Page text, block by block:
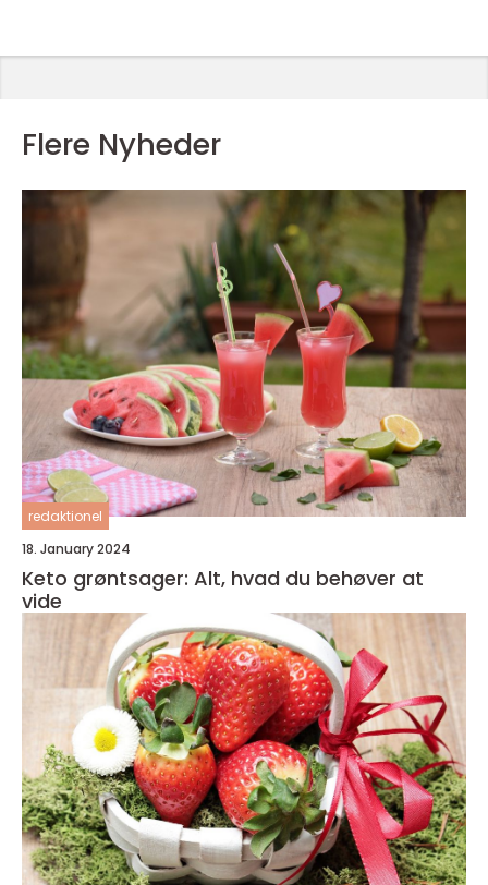
Flere Nyheder
redaktionel
18. January 2024
Keto grøntsager: Alt, hvad du behøver at
vide